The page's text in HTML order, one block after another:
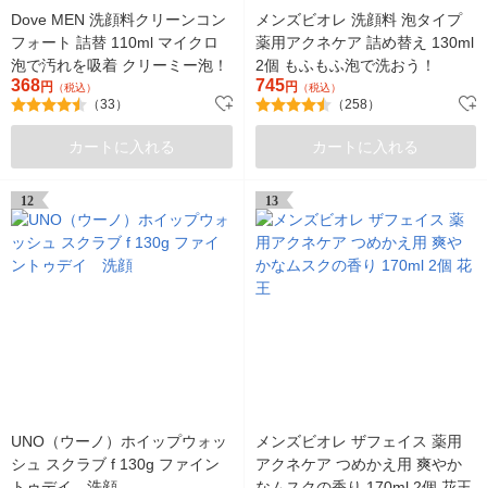
Dove MEN 洗顔料クリーンコン
フォート 詰替 110ml マイクロ
泡で汚れを吸着 クリーミー泡！
368円 （税込）
（33）
カートに入れる
メンズビオレ 洗顔料 泡タイプ
薬用アクネケア 詰め替え 130ml
2個 もふもふ泡で洗おう！
745円 （税込）
（258）
カートに入れる
12
UNO（ウーノ）ホイップウォッ
シュ スクラブ f 130g ファイン
13
メンズビオレ ザフェイス 薬用
アクネケア つめかえ用 爽やか